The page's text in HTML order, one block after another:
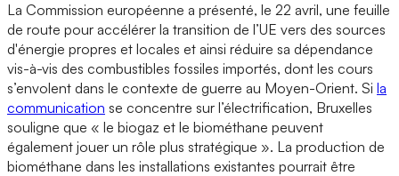
La Commission européenne a présenté, le 22 avril, une feuille
de route pour accélérer la transition de l’UE vers des sources
d'énergie propres et locales et ainsi réduire sa dépendance
vis-à-vis des combustibles fossiles importés, dont les cours
s’envolent dans le contexte de guerre au Moyen-Orient. Si la
communication se concentre sur l’électrification, Bruxelles
souligne que « le biogaz et le biométhane peuvent
également jouer un rôle plus stratégique ». La production de
biométhane dans les installations existantes pourrait être